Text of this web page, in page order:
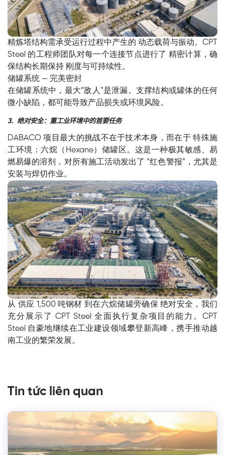
精炼塔结构需承受运行过程中产生的 动态载荷与振动。CPT
Steel 的工程师团队对每一个连接节点进行了 精密计算，确
保结构长期保持 刚度与可持续性。
储罐系统 — 完美密封
在储罐系统中，最大“敌人”是泄漏。支撑结构或罐体的任何
微小缺陷，都可能导致产品损失或环境风险。
3. 绝对安全：重工业环境中的首要任务
DABACO 项目最大的挑战不在于技术本身，而在于 特殊施
工环境：六烷（Hexane）储罐区。这是一种极其敏感、易
燃易爆的溶剂，对所有施工活动发出了 “红色警报”，尤其是
安装与焊切作业。
从 供应 1,500 吨钢材 到在六烷储罐旁确保 绝对安全，我们
充分展示了 CPT Steel 全面执行复杂项目的能力。CPT
Steel 自豪地继续在工业建设领域攀登新高峰，携手推动越
南工业的繁荣发展。
Tin tức liên quan